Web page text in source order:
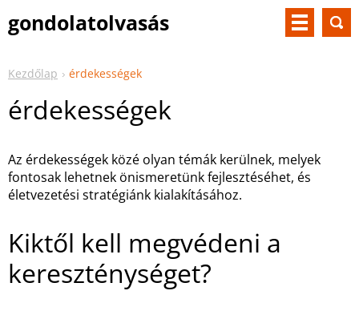
gondolatolvasás
Kezdőlap érdekességek
érdekességek
Az érdekességek közé olyan témák kerülnek, melyek
fontosak lehetnek önismeretünk fejlesztéséhet, és
életvezetési stratégiánk kialakításához.
Kiktől kell megvédeni a
kereszténységet?